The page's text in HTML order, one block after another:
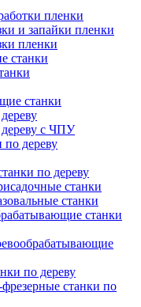
пленки
и запайки пленки
пленки
станки
станки
с ЧПУ
по дереву
по дереву
станки
станки
станки
по дереву
станки по